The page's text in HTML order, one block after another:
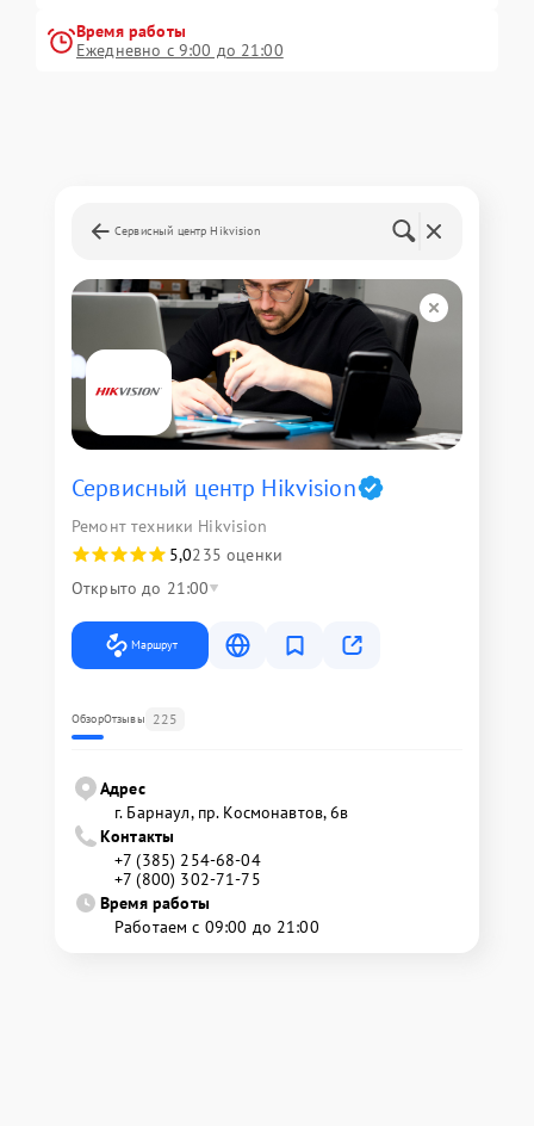
Время работы
Ежедневно с 9:00 до 21:00
Сервисный центр Hikvision
Сервисный центр Hikvision
Ремонт техники Hikvision
5,0235 оценки
Открыто до 21:00
Маршрут
ОбзорОтзывы 225
Адрес
г. Барнаул, ​пр. Космонавтов, 6в
Контакты
+7 (385) 254-68-04
+7 (800) 302-71-75
Время работы
Работаем с 09:00 до 21:00